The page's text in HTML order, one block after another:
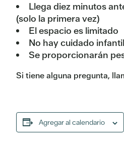
Llega diez minutos
(solo la primera vez)
El espacio es limitado
No hay cuidado
Se proporcionarán
Si tiene alguna pregunta,
Agregar al calendario